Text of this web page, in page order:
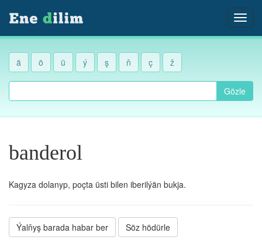
ä ö ü ý ş ň ç ž
Gözle
banderol
Kagyza dolanyp, poçta üsti bilen iberilýän bukja.
Ýalňyş barada habar ber Söz hödürle